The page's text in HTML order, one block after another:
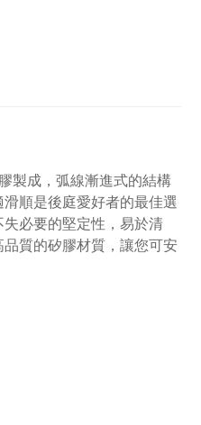
製成，弧線漸進式的結構
順是後庭愛好者的最佳選
必要的堅定性，易於清
質的矽膠材質，讓您可安